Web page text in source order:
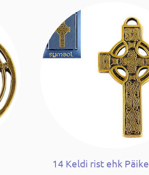
14 Keldi rist ehk